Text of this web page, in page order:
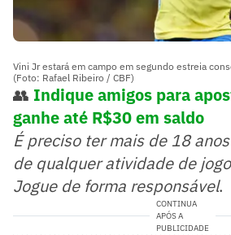
Vini Jr estará em campo em segundo estreia
(Foto: Rafael Ribeiro / CBF)
👥 Indique amigos para
ganhe até R$30 em saldo
É preciso ter mais de 18
de qualquer atividade de
Jogue de forma responsável.
CONTINUA
APÓS A
PUBLICIDADE